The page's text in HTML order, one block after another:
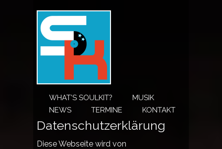
WHAT’S SOULKIT?
MUSIK
NEWS
TERMINE KONTAKT
Datenschutzerklärung
Diese Webseite wird von